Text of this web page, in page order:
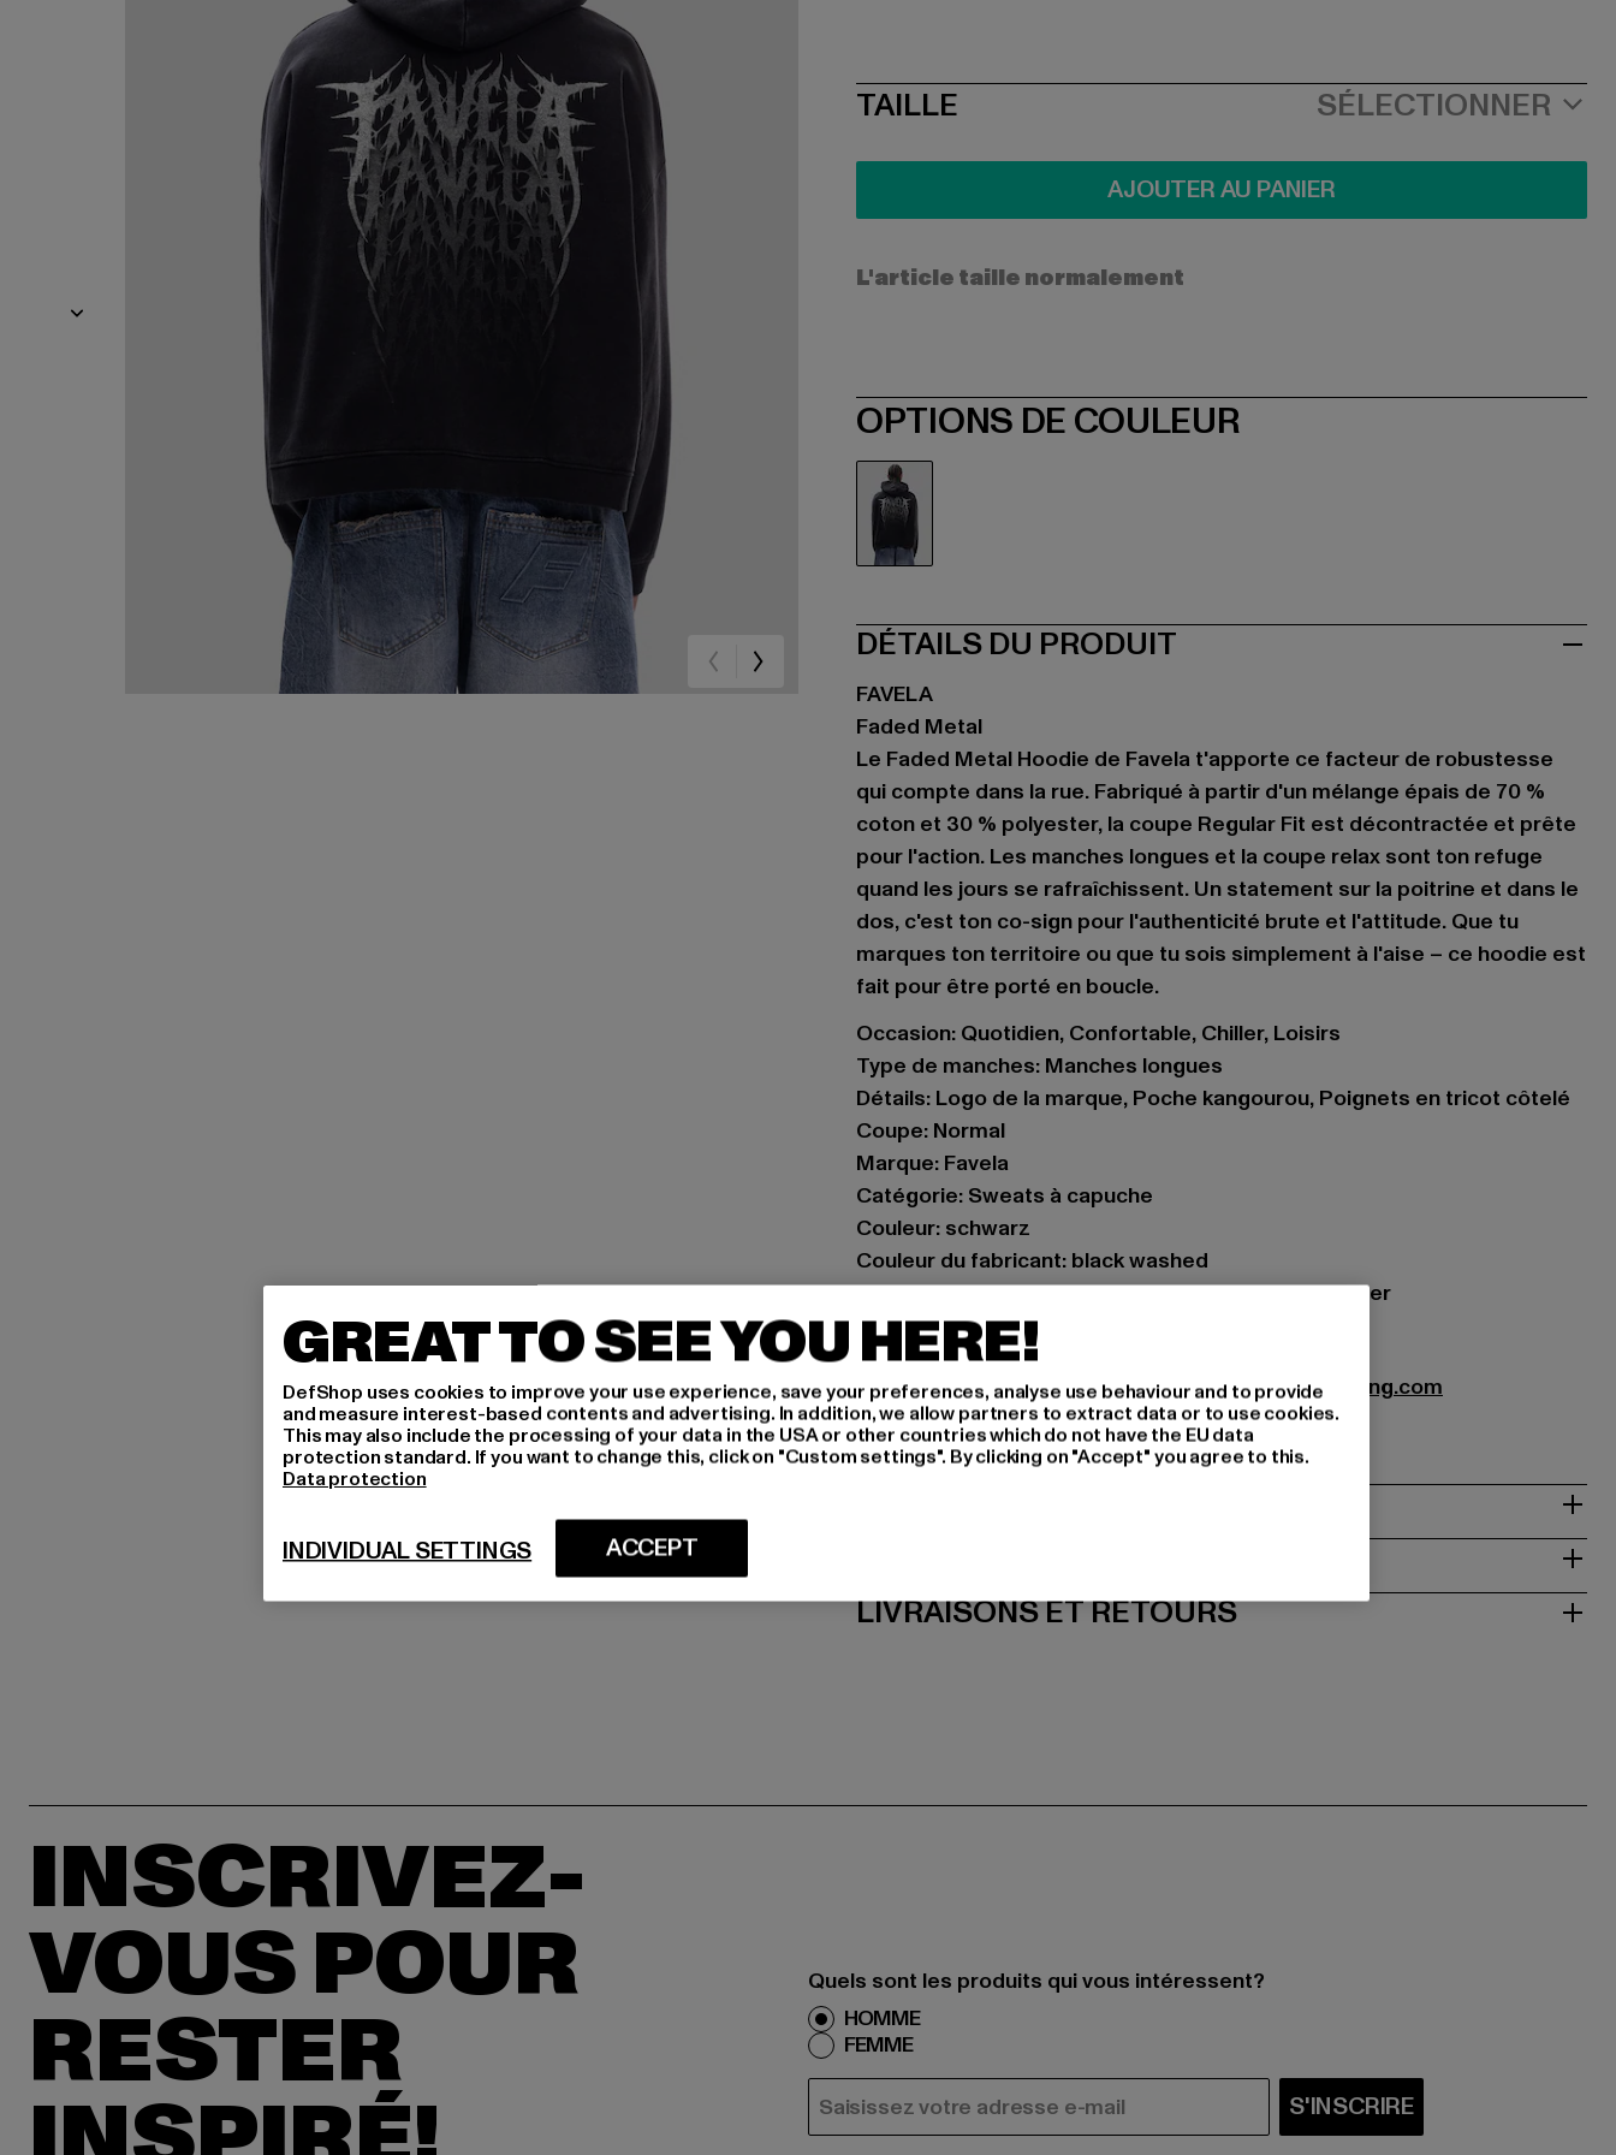
SIZE
TAILLE SÉLECTIONNER
AJOUTER AU PANIER
L'article taille normalement
OPTIONS DE COULEUR
DÉTAILS DU PRODUIT
FAVELA
Faded Metal
Le Faded Metal Hoodie de Favela t'apporte ce facteur de robustesse
qui compte dans la rue. Fabriqué à partir d'un mélange épais de 70 %
coton et 30 % polyester, la coupe Regular Fit est décontractée et prête
pour l'action. Les manches longues et la coupe relax sont ton refuge
quand les jours se rafraîchissent. Un statement sur la poitrine et dans le
dos, c'est ton co-sign pour l'authenticité brute et l'attitude. Que tu
marques ton territoire ou que tu sois simplement à l'aise – ce hoodie est
fait pour être porté en boucle.
Occasion: Quotidien, Confortable, Chiller, Loisirs
Type de manches: Manches longues
Détails: Logo de la marque, Poche kangourou, Poignets en tricot côtelé
Coupe: Normal
Marque: Favela
Catégorie: Sweats à capuche
Couleur: schwarz
Couleur du fabricant: black washed
Composition du matériau: 70% Coton, 30% Polyester
Art.Nr: FAV-Q126-FMBWH-062-00709
Fabricant: AD Distribution GmbH |Info@favelaclothing.com
CHRISTINENSTRASSE 19A | 40880 Rattingen | DE
LIVRAISONS ET RETOURS
INSCRIVEZ-
VOUS POUR
RESTER
Quels sont les produits qui vous intéressent?
HOMME
FEMME
COURRIEL S'INSCRIRE
GREAT TO SEE YOU HERE!
DefShop uses cookies to improve your use experience, save your preferences, analyse use behaviour and to provide
and measure interest-based contents and advertising. In addition, we allow partners to extract data or to use cookies.
This may also include the processing of your data in the USA or other countries which do not have the EU data
protection standard. If you want to change this, click on "Custom settings". By clicking on "Accept" you agree to this.
Data protection
ACCEPT
INDIVIDUAL SETTINGS